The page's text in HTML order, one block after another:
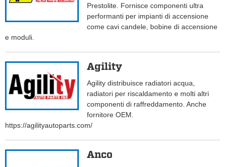
Prestolite. Fornisce componenti ultra
performanti per impianti di accensione
come cavi candele, bobine di accensione
e moduli.
Agility
Agility distribuisce radiatori acqua,
radiatori per riscaldamento e molti altri
componenti di raffreddamento. Anche
fornitore OEM.
https://agilityautoparts.com/
Anco